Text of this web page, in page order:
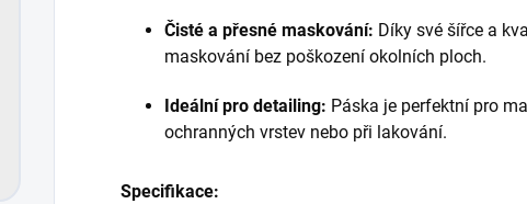
Čisté a přesné maskování: Díky své šířce a
maskování bez poškození okolních ploch.
Ideální pro detailing: Páska je perfektní pro
ochranných vrstev nebo při lakování.
Specifikace: